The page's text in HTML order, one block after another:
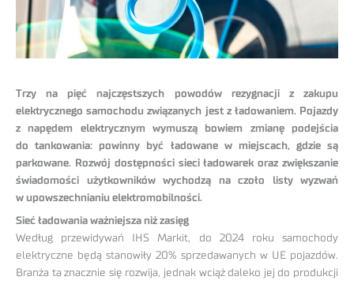
Trzy na pięć najczęstszych powodów rezygnacji z zakupu
elektrycznego samochodu związanych jest z ładowaniem. Pojazdy
z napędem elektrycznym wymuszą bowiem zmianę podejścia
do tankowania: powinny być ładowane w miejscach, gdzie są
parkowane. Rozwój dostępności sieci ładowarek oraz zwiększanie
świadomości użytkowników wychodzą na czoło listy wyzwań
w upowszechnianiu elektromobilności.
Sieć ładowania ważniejsza niż zasięg
Według przewidywań IHS Markit, do 2024 roku samochody
elektryczne będą stanowiły 20% sprzedawanych w UE pojazdów.
Branża ta znacznie się rozwija, jednak wciąż daleko jej do produkcji